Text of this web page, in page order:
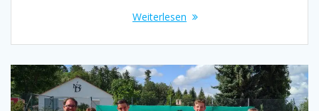
Weiterlesen